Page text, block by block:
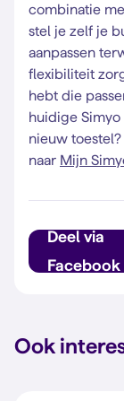
combinatie
stel je zelf je
aanpassen
flexibiliteit
hebt die
huidige
nieuw
naar Mijn
Deel via
Facebook
Ook